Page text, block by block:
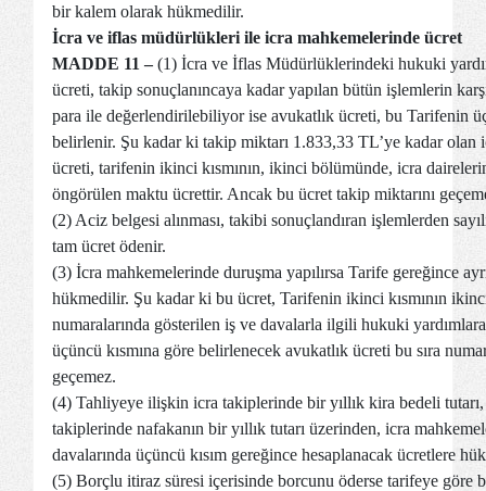
bir kalem olarak hükmedilir.
İcra ve iflas müdürlükleri ile icra mahkemelerinde ücret
MADDE 11 –(1) İcra ve İflas Müdürlüklerindeki hukuki
ücreti, takip sonuçlanıncaya kadar yapılan bütün işlemlerin
para ile değerlendirilebiliyor ise avukatlık ücreti, bu Tarifenin
belirlenir. Şu kadar ki takip miktarı 1.833,33 TL’ye kadar olan
ücreti, tarifenin ikinci kısmının, ikinci bölümünde, icra
öngörülen maktu ücrettir. Ancak bu ücret takip miktarını
(2) Aciz belgesi alınması, takibi sonuçlandıran işlemlerden
tam ücret ödenir.
(3) İcra mahkemelerinde duruşma yapılırsa Tarife gereğince
hükmedilir. Şu kadar ki bu ücret, Tarifenin ikinci kısmının
numaralarında gösterilen iş ve davalarla ilgili hukuki
üçüncü kısmına göre belirlenecek avukatlık ücreti bu sıra
geçemez.
(4) Tahliyeye ilişkin icra takiplerinde bir yıllık kira bedeli
takiplerinde nafakanın bir yıllık tutarı üzerinden, icra
davalarında üçüncü kısım gereğince hesaplanacak ücretlere
(5) Borçlu itiraz süresi içerisinde borcunu öderse tarifeye göre